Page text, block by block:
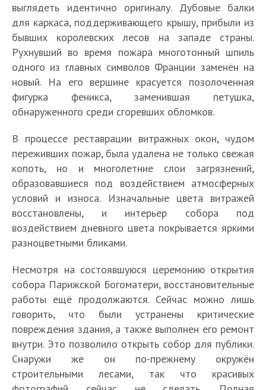
выглядеть идентично оригиналу. Дубовые балки
для каркаса, поддерживающего крышу, прибыли из
бывших королевских лесов на западе страны.
Рухнувший во время пожара многотонный шпиль
одного из главных символов Франции заменён на
новый. На его вершине красуется позолоченная
фигурка феникса, заменившая петушка,
обнаруженного среди сгоревших обломков.
В процессе реставрации витражных окон, чудом
переживших пожар, была удалена не только свежая
копоть, но и многолетние слои загрязнений,
образовавшиеся под воздействием атмосферных
условий и износа. Изначальные цвета витражей
восстановлены, и интерьер собора под
воздействием дневного цвета покрывается яркими
разноцветными бликами.
Несмотря на состоявшуюся церемонию открытия
собора Парижской Богоматери, восстановительные
работы ещё продолжаются. Сейчас можно лишь
говорить, что были устранены критические
повреждения здания, а также выполнен его ремонт
внутри. Это позволило открыть собор для публики.
Снаружи же он по-прежнему окружён
строительными лесами, так что красивых